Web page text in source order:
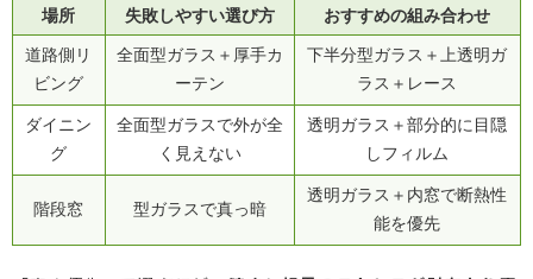
場所 失敗しやすい選び方 おすすめの組み合わせ
道路側リ
ビング
全面型ガラス＋厚手カ
ーテン
下半分型ガラス＋上透明ガ
ラス＋レース
ダイニン
グ
全面型ガラスで外が全
く見えない
透明ガラス＋部分的に目隠
しフィルム
階段窓 型ガラスで真っ暗
透明ガラス＋内窓で断熱性
能を優先